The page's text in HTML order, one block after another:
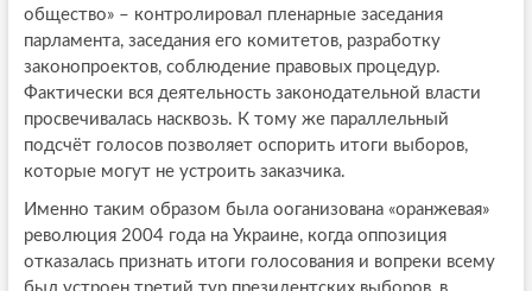
общество» – контролировал пленарные заседания
парламента, заседания его комитетов, разработку
законопроектов, соблюдение правовых процедур.
Фактически вся деятельность законодательной власти
просвечивалась насквозь. К тому же параллельный
подсчёт голосов позволяет оспорить итоги выборов,
которые могут не устроить заказчика.
Именно таким образом была ооганизована «оранжевая»
революция 2004 года на Украине, когда оппозиция
отказалась признать итоги голосования и вопреки всему